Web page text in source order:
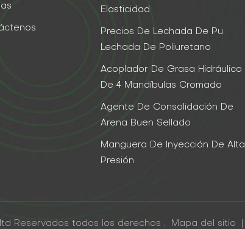
Elasticidad
Precios De Lechada De Pu
Lechada De Poliuretano
Acoplador De Grasa Hidráulico
De 4 Mandíbulas Cromado
Agente De Consolidación De
Arena Buen Sellado
Manguera De Inyección De Alta
Presión
Reservados todos los derechos . Mapa del sitio